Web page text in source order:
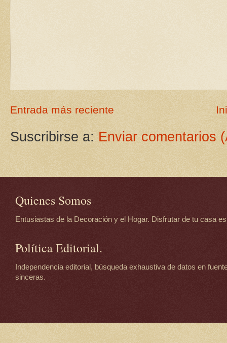
Entrada más reciente
Suscribirse a: Enviar comentarios
Quienes Somos
Entusiastas de la Decoración y el Hogar. Disfrutar de tu casa
Política Editorial.
Independencia editorial, búsqueda exhaustiva de datos en
sinceras.